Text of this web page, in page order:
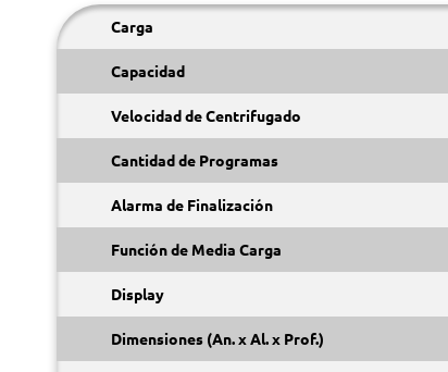
Carga
Capacidad
Velocidad de Centrifugado
Cantidad de Programas
Alarma de Finalización
Función de Media Carga
Display
Dimensiones (An. x Al. x Prof.)